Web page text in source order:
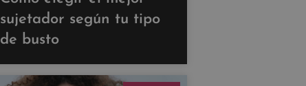
sujetador según tu tipo
de busto